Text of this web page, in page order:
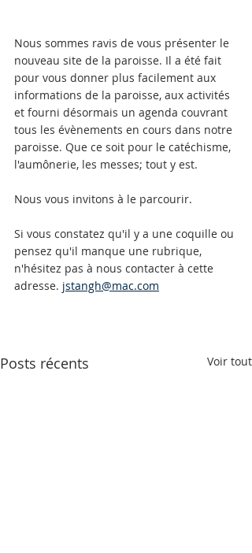
Nous sommes ravis de vous présenter le
nouveau site de la paroisse. Il a été fait
pour vous donner plus facilement aux
informations de la paroisse, aux activités
et fourni désormais un agenda couvrant
tous les évènements en cours dans notre
paroisse. Que ce soit pour le catéchisme,
l'aumônerie, les messes; tout y est.
Nous vous invitons à le parcourir.
Si vous constatez qu'il y a une coquille ou
pensez qu'il manque une rubrique,
n'hésitez pas à nous contacter à cette
adresse. jstangh@mac.com
Posts récents Voir tout